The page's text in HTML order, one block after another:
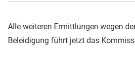
Alle weiteren Ermittlungen wegen
Beleidigung führt jetzt das